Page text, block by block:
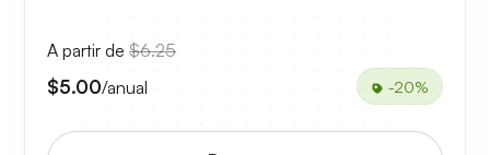
A partir de $6.25
$5.00/anual -20%